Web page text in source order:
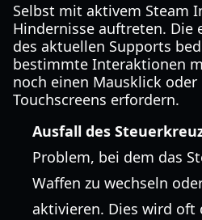
Selbst mit aktivem Steam
Hindernisse auftreten. Die
des aktuellen Supports
bestimmte Interaktionen
noch einen Mausklick
Touchscreens erfordern.
Ausfall des
Problem, bei dem das
Waffen zu wechseln
aktivieren. Dies wird oft